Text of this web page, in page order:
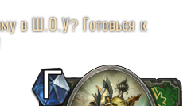
в Ш.О.У? Готовься к